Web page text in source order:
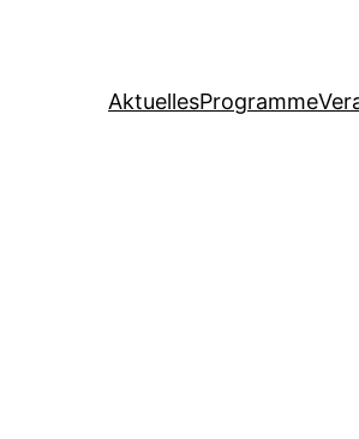
AktuellesProgramme